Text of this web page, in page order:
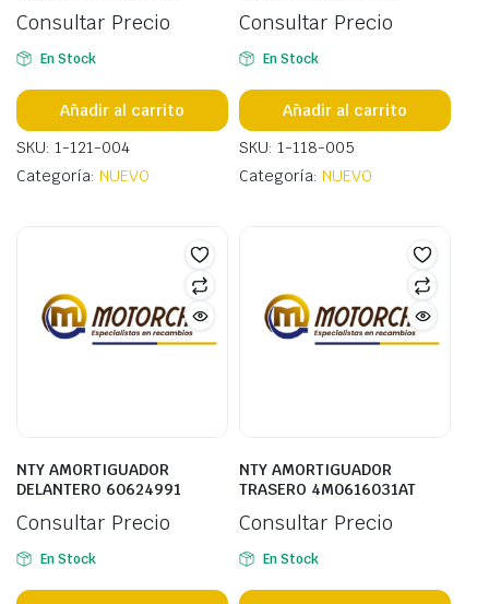
Consultar Precio
En Stock
Añadir al carrito
SKU: 1-121-004
Categoría: NUEVO
Consultar Precio
En Stock
Añadir al carrito
SKU: 1-118-005
Categoría: NUEVO
NTY AMORTIGUADOR
DELANTERO 60624991
Consultar Precio
En Stock
NTY AMORTIGUADOR
TRASERO 4M0616031AT
Consultar Precio
En Stock